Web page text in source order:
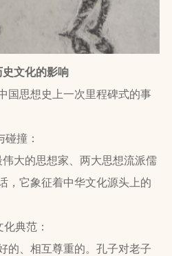
文化的影响
国思想史上一次里程碑式的事
撞：
大的思想家、两大思想流派儒
，它象征着中华文化源头上的
典范：
的、相互尊重的。孔子对老子